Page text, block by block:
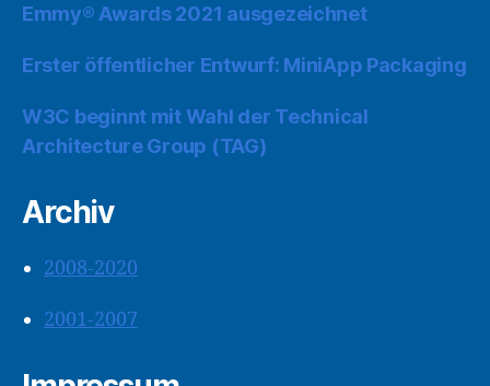
Emmy® Awards 2021 ausgezeichnet
Erster öffentlicher Entwurf: MiniApp Packaging
W3C beginnt mit Wahl der Technical
Architecture Group (TAG)
Archiv
2008-2020
2001-2007